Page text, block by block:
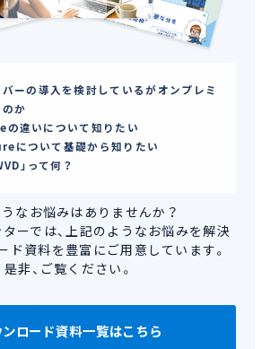
ーの導入を検討しているがオンプレミ
か
違いについて知りたい
について基礎から知りたい
」って何？
なお悩みはありませんか？
ーでは、上記のようなお悩みを解決
ド資料を豊富にご用意しています。
是非、ご覧ください。
ロード資料一覧はこちら